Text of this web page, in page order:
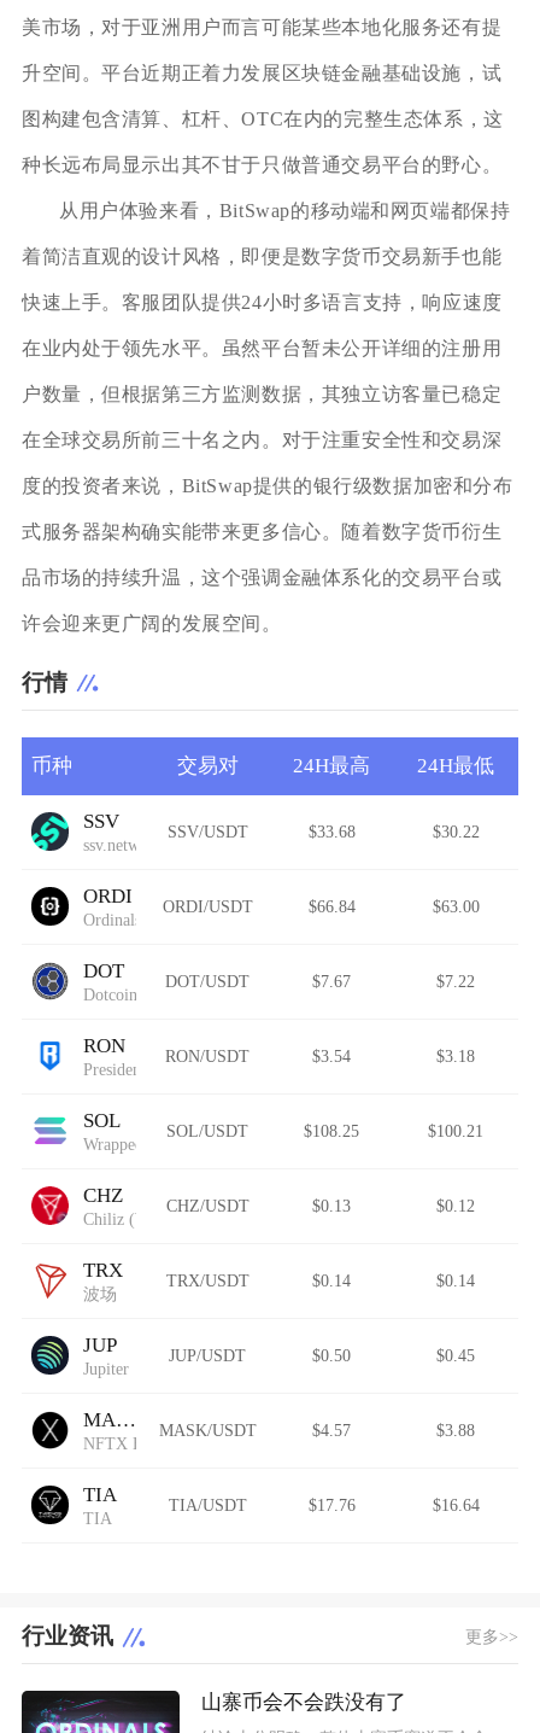
美市场，对于亚洲用户而言可能某些本地化服务还有提
升空间。平台近期正着力发展区块链金融基础设施，试
图构建包含清算、杠杆、OTC在内的完整生态体系，这
种长远布局显示出其不甘于只做普通交易平台的野心。
从用户体验来看，BitSwap的移动端和网页端都保持
着简洁直观的设计风格，即便是数字货币交易新手也能
快速上手。客服团队提供24小时多语言支持，响应速度
在业内处于领先水平。虽然平台暂未公开详细的注册用
户数量，但根据第三方监测数据，其独立访客量已稳定
在全球交易所前三十名之内。对于注重安全性和交易深
度的投资者来说，BitSwap提供的银行级数据加密和分布
式服务器架构确实能带来更多信心。随着数字货币衍生
品市场的持续升温，这个强调金融体系化的交易平台或
许会迎来更广阔的发展空间。
行情
币种 交易对 24H最高 24H最低
SSV
ssv.network
SSV/USDT $33.68 $30.22
ORDI
Ordinals
ORDI/USDT $66.84 $63.00
DOT
Dotcoin
DOT/USDT $7.67 $7.22
RON
President Ron DeSantis
RON/USDT $3.54 $3.18
SOL
Wrapped Solana
SOL/USDT $108.25 $100.21
CHZ
Chiliz (Wormhole)
CHZ/USDT $0.13 $0.12
TRX
波场
TRX/USDT $0.14 $0.14
JUP
Jupiter
JUP/USDT $0.50 $0.45
MASK
NFTX Hashmasks Index
MASK/USDT $4.57 $3.88
TIA
TIA
TIA/USDT $17.76 $16.64
行业资讯 更多>>
山寨币会不会跌没有了